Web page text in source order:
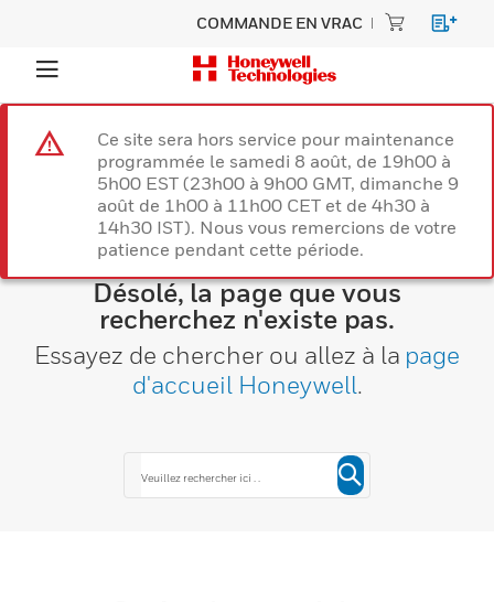
COMMANDE EN VRAC
Ce site sera hors service pour maintenance
programmée le samedi 8 août, de 19h00 à
5h00 EST (23h00 à 9h00 GMT, dimanche 9
août de 1h00 à 11h00 CET et de 4h30 à
14h30 IST). Nous vous remercions de votre
patience pendant cette période.
Désolé, la page que vous
recherchez n'existe pas.
Essayez de chercher ou allez à la page
d'accueil Honeywell.